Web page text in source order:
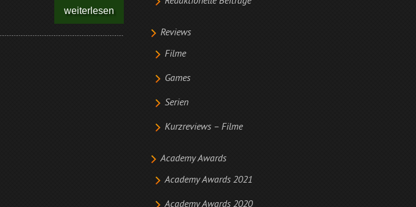
Reviews
Filme
Games
Serien
Kurzreviews – Filme
Academy Awards
Academy Awards 2021
Academy Awards 2020
weiterlesen